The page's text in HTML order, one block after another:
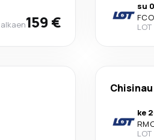
alkaen159 €
su
FCO
LOT
Chisinau
ke
LOT